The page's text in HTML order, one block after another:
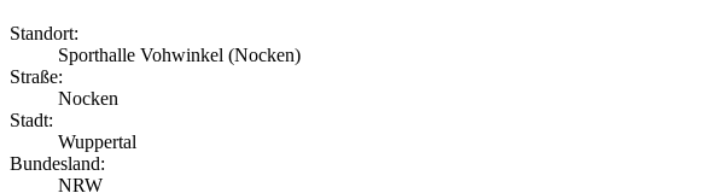
Standort:
Sporthalle Vohwinkel (Nocken)
Straße:
Nocken
Stadt:
Wuppertal
Bundesland:
NRW